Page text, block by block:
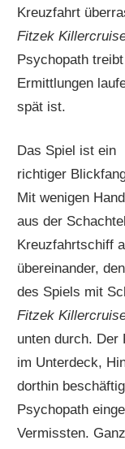
Kreuzfahrt
Fitzek
Psychopath
Ermittlungen
spät ist.
Das Spiel ist ein
richtiger
Mit wenigen
aus der
Kreuzfahrtschiff
übereinander,
des Spiels mit
Fitzek
unten durch.
im Unterdeck,
dorthin
Psychopath
Vermissten.